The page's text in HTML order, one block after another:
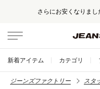
さらにお安くなりまし
新着アイテム カテゴリ
ジーンズファクトリー スタ